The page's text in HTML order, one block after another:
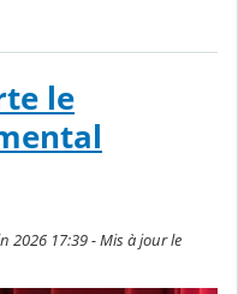
le
2026 17:39 - Mis à jour le